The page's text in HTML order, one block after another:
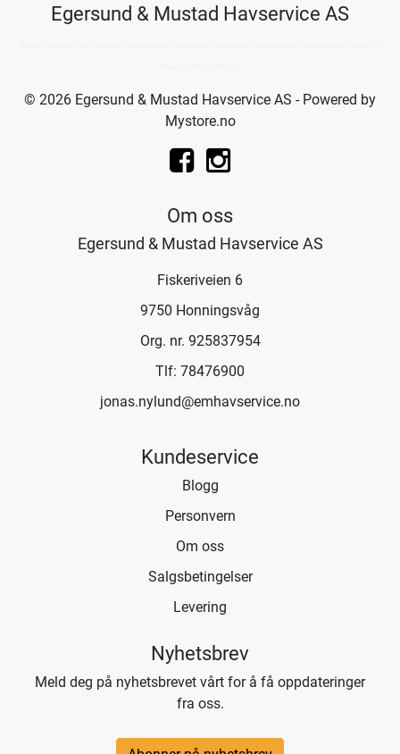
Egersund & Mustad Havservice AS
© 2026 Egersund & Mustad Havservice AS - Powered by
Mystore.no
Om oss
Egersund & Mustad Havservice AS
Fiskeriveien 6
9750 Honningsvåg
Org. nr. 925837954
Tlf: 78476900
jonas.nylund@emhavservice.no
Kundeservice
Blogg
Personvern
Om oss
Salgsbetingelser
Levering
Nyhetsbrev
Meld deg på nyhetsbrevet vårt for å få oppdateringer
fra oss.